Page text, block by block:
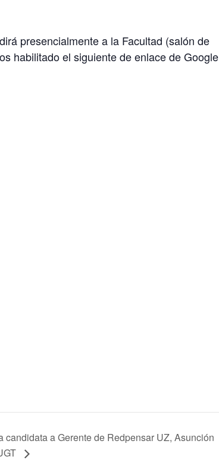
presencialmente a la Facultad (salón de
habilitado el siguiente de enlace de Google
candidata a Gerente de Redpensar UZ, Asunción